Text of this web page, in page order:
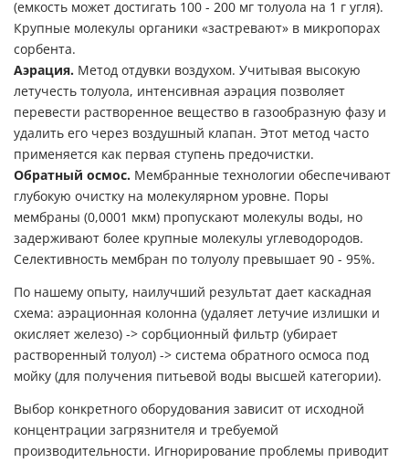
(емкость может достигать 100 - 200 мг толуола на 1 г угля).
Крупные молекулы органики «застревают» в микропорах
сорбента.
Аэрация. Метод отдувки воздухом. Учитывая высокую
летучесть толуола, интенсивная аэрация позволяет
перевести растворенное вещество в газообразную фазу и
удалить его через воздушный клапан. Этот метод часто
применяется как первая ступень предочистки.
Обратный осмос. Мембранные технологии обеспечивают
глубокую очистку на молекулярном уровне. Поры
мембраны (0,0001 мкм) пропускают молекулы воды, но
задерживают более крупные молекулы углеводородов.
Селективность мембран по толуолу превышает 90 - 95%.
По нашему опыту, наилучший результат дает каскадная
схема: аэрационная колонна (удаляет летучие излишки и
окисляет железо) -> сорбционный фильтр (убирает
растворенный толуол) -> система обратного осмоса под
мойку (для получения питьевой воды высшей категории).
Выбор конкретного оборудования зависит от исходной
концентрации загрязнителя и требуемой
производительности. Игнорирование проблемы приводит